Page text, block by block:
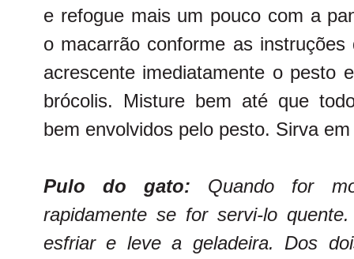
e refogue mais um pouco com a
o macarrão conforme as
acrescente imediatamente o pesto
brócolis. Misture bem até que
bem envolvidos pelo pesto. Sirva
Pulo do gato: Quando for
rapidamente se for servi-lo
esfriar e leve a geladeira. Dos